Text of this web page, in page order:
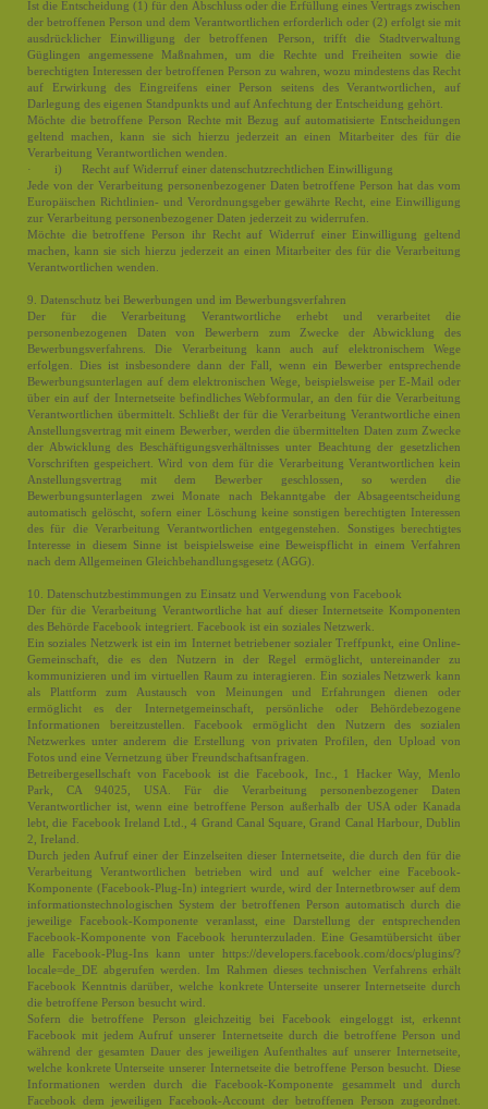
Ist die Entscheidung (1) für den Abschluss oder die Erfüllung eines Vertrags zwischen
der betroffenen Person und dem Verantwortlichen erforderlich oder (2) erfolgt sie mit
ausdrücklicher Einwilligung der betroffenen Person, trifft die Stadtverwaltung
Güglingen angemessene Maßnahmen, um die Rechte und Freiheiten sowie die
berechtigten Interessen der betroffenen Person zu wahren, wozu mindestens das Recht
auf Erwirkung des Eingreifens einer Person seitens des Verantwortlichen, auf
Darlegung des eigenen Standpunkts und auf Anfechtung der Entscheidung gehört.
Möchte die betroffene Person Rechte mit Bezug auf automatisierte Entscheidungen
geltend machen, kann sie sich hierzu jederzeit an einen Mitarbeiter des für die
Verarbeitung Verantwortlichen wenden.
· i) Recht auf Widerruf einer datenschutzrechtlichen Einwilligung
Jede von der Verarbeitung personenbezogener Daten betroffene Person hat das vom
Europäischen Richtlinien- und Verordnungsgeber gewährte Recht, eine Einwilligung
zur Verarbeitung personenbezogener Daten jederzeit zu widerrufen.
Möchte die betroffene Person ihr Recht auf Widerruf einer Einwilligung geltend
machen, kann sie sich hierzu jederzeit an einen Mitarbeiter des für die Verarbeitung
Verantwortlichen wenden.
9. Datenschutz bei Bewerbungen und im Bewerbungsverfahren
Der für die Verarbeitung Verantwortliche erhebt und verarbeitet die
personenbezogenen Daten von Bewerbern zum Zwecke der Abwicklung des
Bewerbungsverfahrens. Die Verarbeitung kann auch auf elektronischem Wege
erfolgen. Dies ist insbesondere dann der Fall, wenn ein Bewerber entsprechende
Bewerbungsunterlagen auf dem elektronischen Wege, beispielsweise per E-Mail oder
über ein auf der Internetseite befindliches Webformular, an den für die Verarbeitung
Verantwortlichen übermittelt. Schließt der für die Verarbeitung Verantwortliche einen
Anstellungsvertrag mit einem Bewerber, werden die übermittelten Daten zum Zwecke
der Abwicklung des Beschäftigungsverhältnisses unter Beachtung der gesetzlichen
Vorschriften gespeichert. Wird von dem für die Verarbeitung Verantwortlichen kein
Anstellungsvertrag mit dem Bewerber geschlossen, so werden die
Bewerbungsunterlagen zwei Monate nach Bekanntgabe der Absageentscheidung
automatisch gelöscht, sofern einer Löschung keine sonstigen berechtigten Interessen
des für die Verarbeitung Verantwortlichen entgegenstehen. Sonstiges berechtigtes
Interesse in diesem Sinne ist beispielsweise eine Beweispflicht in einem Verfahren
nach dem Allgemeinen Gleichbehandlungsgesetz (AGG).
10. Datenschutzbestimmungen zu Einsatz und Verwendung von Facebook
Der für die Verarbeitung Verantwortliche hat auf dieser Internetseite Komponenten
des Behörde Facebook integriert. Facebook ist ein soziales Netzwerk.
Ein soziales Netzwerk ist ein im Internet betriebener sozialer Treffpunkt, eine Online-
Gemeinschaft, die es den Nutzern in der Regel ermöglicht, untereinander zu
kommunizieren und im virtuellen Raum zu interagieren. Ein soziales Netzwerk kann
als Plattform zum Austausch von Meinungen und Erfahrungen dienen oder
ermöglicht es der Internetgemeinschaft, persönliche oder Behördebezogene
Informationen bereitzustellen. Facebook ermöglicht den Nutzern des sozialen
Netzwerkes unter anderem die Erstellung von privaten Profilen, den Upload von
Fotos und eine Vernetzung über Freundschaftsanfragen.
Betreibergesellschaft von Facebook ist die Facebook, Inc., 1 Hacker Way, Menlo
Park, CA 94025, USA. Für die Verarbeitung personenbezogener Daten
Verantwortlicher ist, wenn eine betroffene Person außerhalb der USA oder Kanada
lebt, die Facebook Ireland Ltd., 4 Grand Canal Square, Grand Canal Harbour, Dublin
2, Ireland.
Durch jeden Aufruf einer der Einzelseiten dieser Internetseite, die durch den für die
Verarbeitung Verantwortlichen betrieben wird und auf welcher eine Facebook-
Komponente (Facebook-Plug-In) integriert wurde, wird der Internetbrowser auf dem
informationstechnologischen System der betroffenen Person automatisch durch die
jeweilige Facebook-Komponente veranlasst, eine Darstellung der entsprechenden
Facebook-Komponente von Facebook herunterzuladen. Eine Gesamtübersicht über
alle Facebook-Plug-Ins kann unter https://developers.facebook.com/docs/plugins/?
locale=de_DE abgerufen werden. Im Rahmen dieses technischen Verfahrens erhält
Facebook Kenntnis darüber, welche konkrete Unterseite unserer Internetseite durch
die betroffene Person besucht wird.
Sofern die betroffene Person gleichzeitig bei Facebook eingeloggt ist, erkennt
Facebook mit jedem Aufruf unserer Internetseite durch die betroffene Person und
während der gesamten Dauer des jeweiligen Aufenthaltes auf unserer Internetseite,
welche konkrete Unterseite unserer Internetseite die betroffene Person besucht. Diese
Informationen werden durch die Facebook-Komponente gesammelt und durch
Facebook dem jeweiligen Facebook-Account der betroffenen Person zugeordnet.